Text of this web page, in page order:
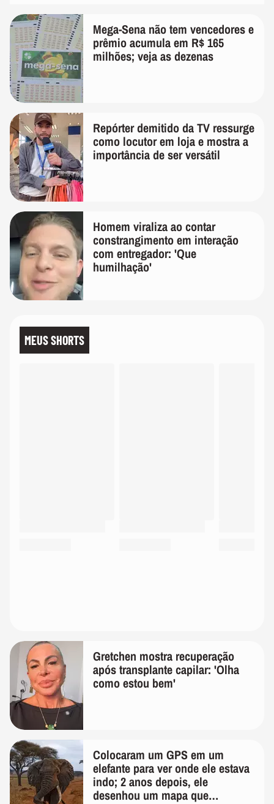
Mega-Sena não tem vencedores e
prêmio acumula em R$ 165
milhões; veja as dezenas
Repórter demitido da TV ressurge
como locutor em loja e mostra a
importância de ser versátil
Homem viraliza ao contar
constrangimento em interação
com entregador: 'Que
humilhação'
MEUS SHORTS
Gretchen mostra recuperação
após transplante capilar: 'Olha
como estou bem'
Colocaram um GPS em um
elefante para ver onde ele estava
indo; 2 anos depois, ele
desenhou um mapa que